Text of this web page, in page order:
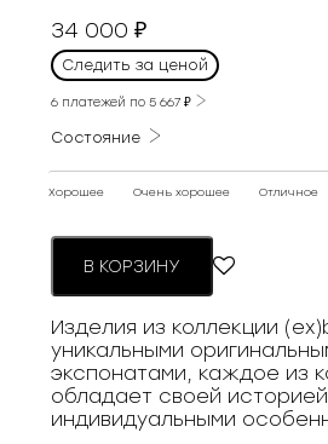
34 000₽
Следить за ценой
6 платежей по5 667₽
Состояние
Хорошее Очень хорошее Отличное
В КОРЗИНУ
Изделия из коллекции
уникальными
экспонатами, каждое из
обладает своей
индивидуальными